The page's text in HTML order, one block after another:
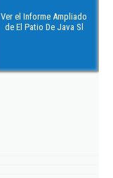
Ver el Informe Ampliado
de El Patio De Java Sl